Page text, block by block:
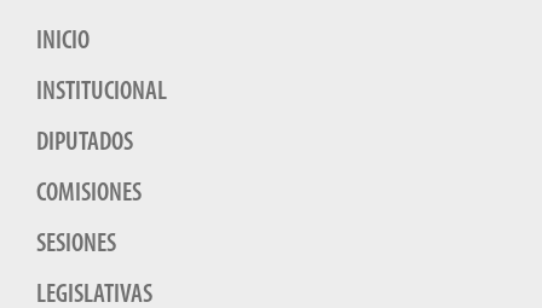
INICIO
INSTITUCIONAL
DIPUTADOS
COMISIONES
SESIONES
LEGISLATIVAS